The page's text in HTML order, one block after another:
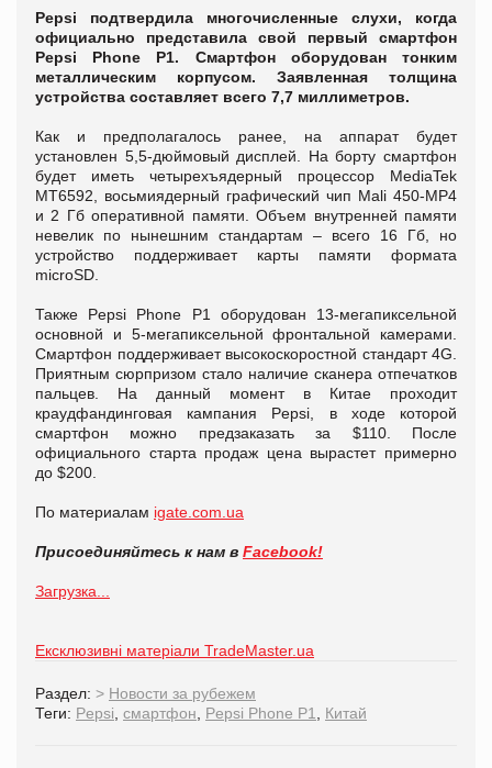
Pepsi подтвердила многочисленные слухи, когда
официально представила свой первый смартфон
Pepsi Phone P1. Смартфон оборудован тонким
металлическим корпусом. Заявленная толщина
устройства составляет всего 7,7 миллиметров.
Как и предполагалось ранее, на аппарат будет
установлен 5,5-дюймовый дисплей. На борту смартфон
будет иметь четырехъядерный процессор MediaTek
MT6592, восьмиядерный графический чип Mali 450-MP4
и 2 Гб оперативной памяти. Объем внутренней памяти
невелик по нынешним стандартам – всего 16 Гб, но
устройство поддерживает карты памяти формата
microSD.
Также Pepsi Phone P1 оборудован 13-мегапиксельной
основной и 5-мегапиксельной фронтальной камерами.
Смартфон поддерживает высокоскоростной стандарт 4G.
Приятным сюрпризом стало наличие сканера отпечатков
пальцев. На данный момент в Китае проходит
краудфандинговая кампания Pepsi, в ходе которой
смартфон можно предзаказать за $110. После
официального старта продаж цена вырастет примерно
до $200.
По материалам igate.com.ua
Присоединяйтесь к нам в Facebook!
Загрузка...
Ексклюзивні матеріали TradeMaster.ua
Раздел: > Новости за рубежем
Теги: Pepsi смартфон Pepsi Phone P1 Китай